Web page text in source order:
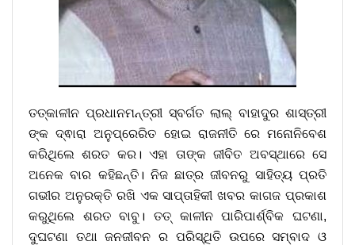
ତତ୍କାଳୀନ ପ୍ରଧାନମନ୍ତ୍ରୀ ସ୍ବର୍ଗତ ଲାଲ୍ ବାହାଦୁର ଶାସ୍ତ୍ରୀ
ଙ୍କ ଦ୍ଵାରା ଅନୁପ୍ରେରିତ ହୋଇ ରାଜନୀତି ରେ ମନୋନିବେଶ
କରିଥିଲେ ଶରତ କର। ଏହା ତାଙ୍କ ଜୀବିତ ଅବସ୍ଥାରେ ସେ
ଅନେକ ବାର କହିଛନ୍ତି। ନିଜ ଛାତ୍ର ଜୀବନରୁ ସାହିତ୍ୟ ପ୍ରତି
ଗଭୀର ଅନୁରକ୍ତି ରଖି ଏକ ସାପ୍ତାହିକୀ ଖବର କାଗଜ ପ୍ରକାଶ
କରୁଥିଲେ ଶରତ ବାବୁ। ତତ୍ କାଳୀନ ପାରିପାର୍ଶ୍ବିକ ଘଟଣା,
ଦୁଘଟଣା ତଥା ଜନଜୀବନ ର ପରିସ୍ଥିତି ଉପରେ ସମ୍ବାଦ ଓ